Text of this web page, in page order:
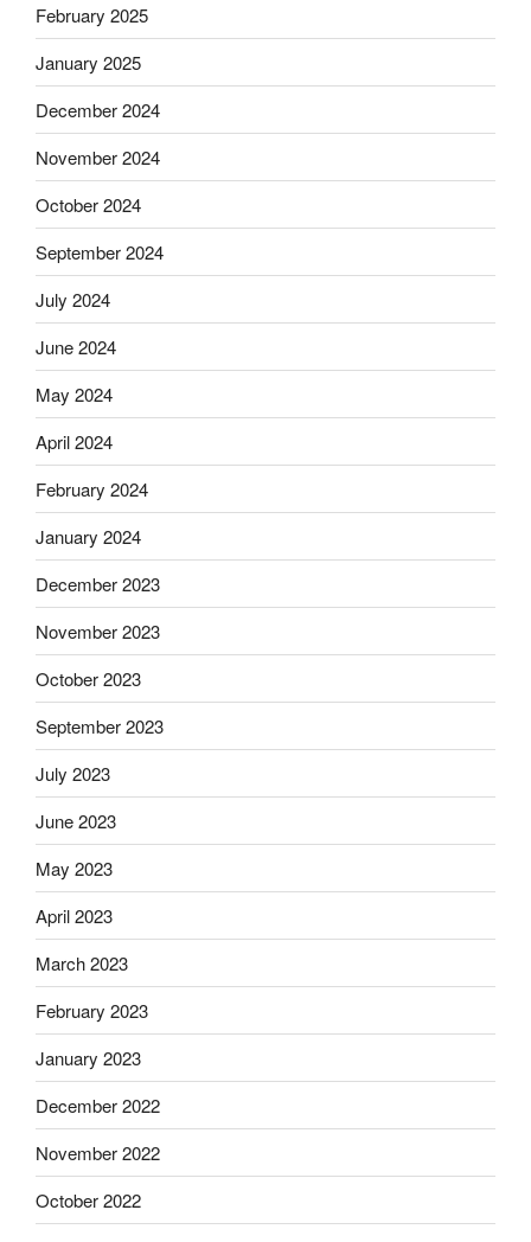
February 2025
January 2025
December 2024
November 2024
October 2024
September 2024
July 2024
June 2024
May 2024
April 2024
February 2024
January 2024
December 2023
November 2023
October 2023
September 2023
July 2023
June 2023
May 2023
April 2023
March 2023
February 2023
January 2023
December 2022
November 2022
October 2022